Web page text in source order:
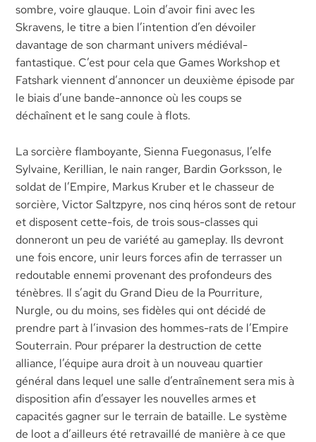
sombre, voire glauque. Loin d’avoir fini avec les
Skravens, le titre a bien l’intention d’en dévoiler
davantage de son charmant univers médiéval-
fantastique. C’est pour cela que Games Workshop et
Fatshark viennent d’annoncer un deuxième épisode par
le biais d’une bande-annonce où les coups se
déchaînent et le sang coule à flots.
La sorcière flamboyante, Sienna Fuegonasus, l’elfe
Sylvaine, Kerillian, le nain ranger, Bardin Gorksson, le
soldat de l’Empire, Markus Kruber et le chasseur de
sorcière, Victor Saltzpyre, nos cinq héros sont de retour
et disposent cette-fois, de trois sous-classes qui
donneront un peu de variété au gameplay. Ils devront
une fois encore, unir leurs forces afin de terrasser un
redoutable ennemi provenant des profondeurs des
ténèbres. Il s’agit du Grand Dieu de la Pourriture,
Nurgle, ou du moins, ses fidèles qui ont décidé de
prendre part à l’invasion des hommes-rats de l’Empire
Souterrain. Pour préparer la destruction de cette
alliance, l’équipe aura droit à un nouveau quartier
général dans lequel une salle d’entraînement sera mis à
disposition afin d’essayer les nouvelles armes et
capacités gagner sur le terrain de bataille. Le système
de loot a d’ailleurs été retravaillé de manière à ce que